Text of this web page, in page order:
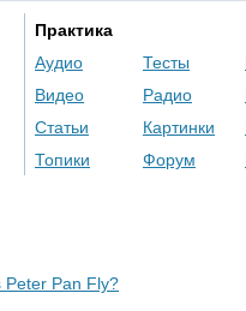
Практика
Аудио
Видео
Статьи
Топики
Тесты
Радио
Картинки
Форум
Peter Pan Fly?